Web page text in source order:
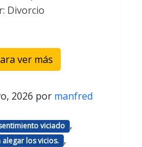
Divorcio
ver más
2026 por manfred
viciado ,
los vicios. ,